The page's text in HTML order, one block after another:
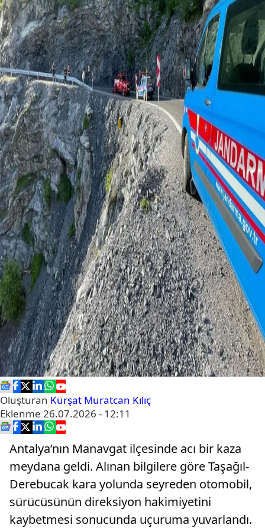
Oluşturan Kürşat Muratcan Kılıç
Eklenme 26.07.2026 - 12:11
Antalya’nın Manavgat ilçesinde acı bir kaza
meydana geldi. Alınan bilgilere göre Taşağıl-
Derebucak kara yolunda seyreden otomobil,
sürücüsünün direksiyon hakimiyetini
kaybetmesi sonucunda uçuruma yuvarlandı.